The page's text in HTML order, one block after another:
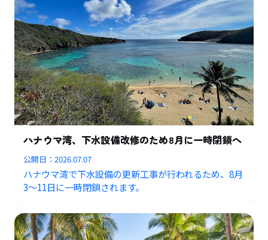
ハナウマ湾、下水設備改修のため8月に一時閉鎖へ
公開日：2026.07.07
ハナウマ湾で下水設備の更新工事が行われるため、8月
3〜11日に一時閉鎖されます。